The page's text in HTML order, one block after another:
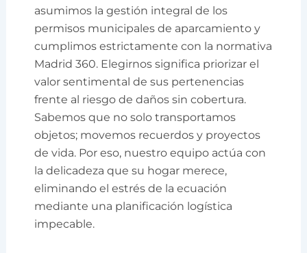
asumimos la gestión integral de los
permisos municipales de aparcamiento y
cumplimos estrictamente con la normativa
Madrid 360. Elegirnos significa priorizar el
valor sentimental de sus pertenencias
frente al riesgo de daños sin cobertura.
Sabemos que no solo transportamos
objetos; movemos recuerdos y proyectos
de vida. Por eso, nuestro equipo actúa con
la delicadeza que su hogar merece,
eliminando el estrés de la ecuación
mediante una planificación logística
impecable.